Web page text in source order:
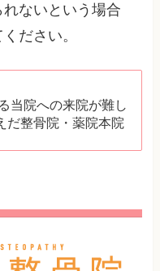
ないという場合
ださい。
当院への来院が難し
だ整骨院・薬院本院